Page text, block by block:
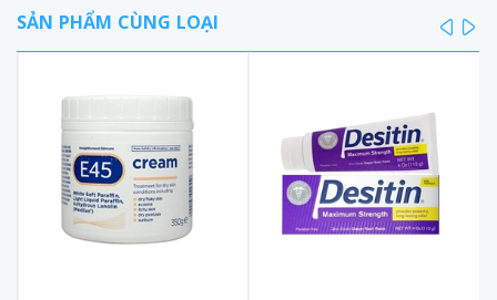
SẢN PHẨM CÙNG LOẠI prev